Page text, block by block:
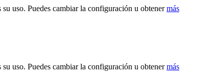
uso. Puedes cambiar la configuración u obtenermás
uso. Puedes cambiar la configuración u obtenermás